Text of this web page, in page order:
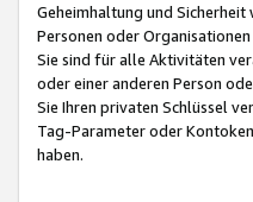
Geheimhaltung und
Personen oder
Sie sind für alle Aktivitäten
oder einer anderen Person
Sie Ihren privaten Schlüssel
Tag-Parameter oder
haben.